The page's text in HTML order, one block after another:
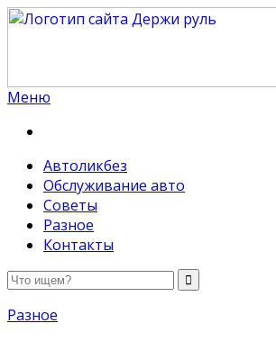
Меню
Автоликбез
Обслуживание авто
Советы
Разное
Контакты
Разное